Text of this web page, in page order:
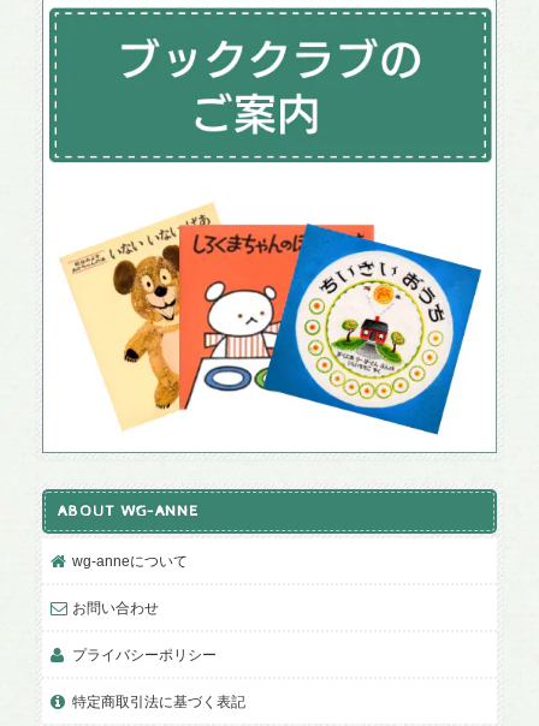
ABOUT WG-ANNE
wg-anneについて
お問い合わせ
プライバシーポリシー
特定商取引法に基づく表記